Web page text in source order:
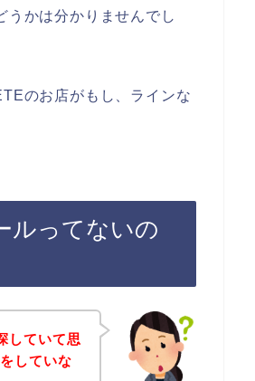
うかは分かりませんでし
のお店がもし、ラインな
ルってないの
していて思
していな